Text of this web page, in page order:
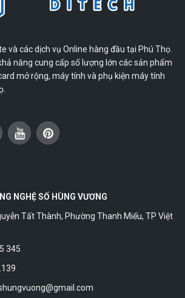
và các dịch vụ Online hàng đầu tại Phú Thọ.
năng cung cấp số lượng lớn các sản phẩm
mở rộng, máy tính và phụ kiện máy tính
NGHỆ SỐ HÙNG VƯƠNG
Tất Thành, Phường Thanh Miếu, TP Việt
345